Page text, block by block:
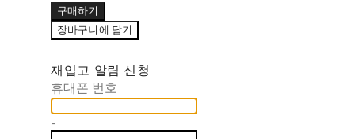
구매하기
장바구니에 담기
재입고 알림 신청
휴대폰 번호
-